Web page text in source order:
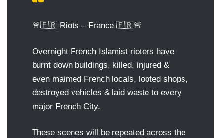
🚨🇫🇷 Riots – France 🇫🇷🚨
Overnight French Islamist rioters have
burnt down buildings, killed, injured &
even maimed French locals, looted shops,
destroyed vehicles & laid waste to every
major French City.
These scenes will be repeated across the